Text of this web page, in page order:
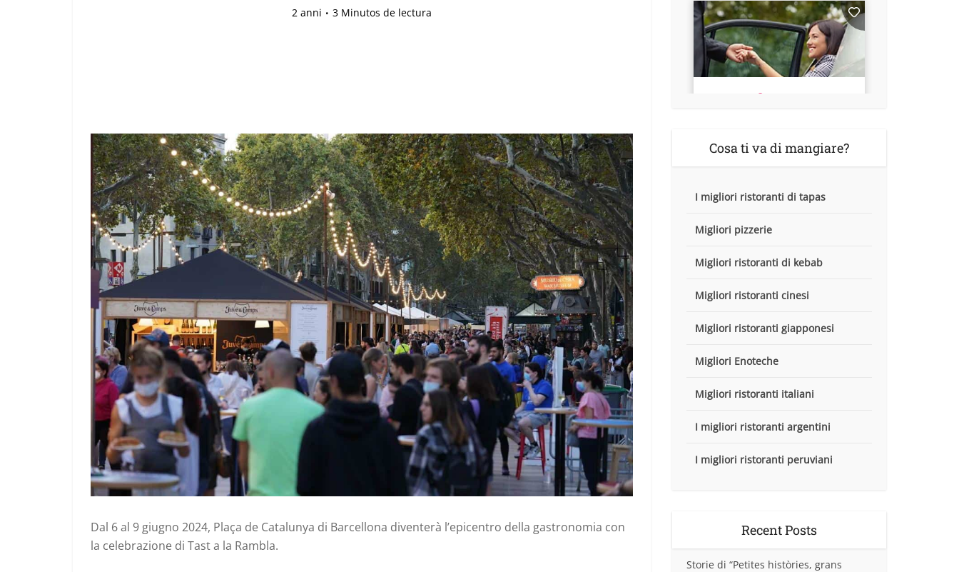
2 anni 3 Minutos de lectura
Dal 6 al 9 giugno 2024, Plaça de Catalunya di Barcellona diventerà l’epicentro della gastronomia con
la celebrazione di Tast a la Rambla.
Cosa ti va di mangiare?
I migliori ristoranti di tapas
Migliori pizzerie
Migliori ristoranti di kebab
Migliori ristoranti cinesi
Migliori ristoranti giapponesi
Migliori Enoteche
Migliori ristoranti italiani
I migliori ristoranti argentini
I migliori ristoranti peruviani
Recent Posts
Storie di “Petites històries, grans